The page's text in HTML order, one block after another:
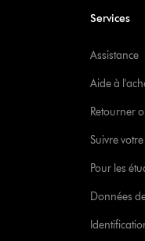
Services
Assistance
Aide à
Retourner
Suivre
Pour les
Données